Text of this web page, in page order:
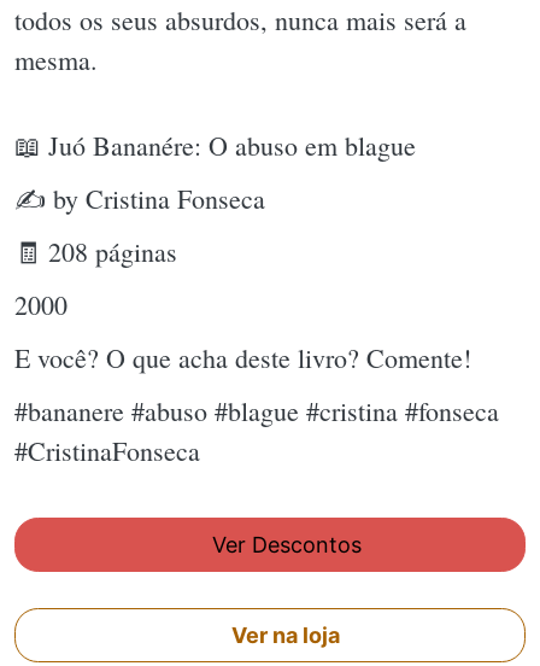
todos os seus absurdos, nunca mais será a
mesma.
📖 Juó Bananére: O abuso em blague
✍ by Cristina Fonseca
🧾 208 páginas
2000
E você? O que acha deste livro? Comente!
#bananere #abuso #blague #cristina #fonseca
#CristinaFonseca
Ver Descontos
Ver na loja